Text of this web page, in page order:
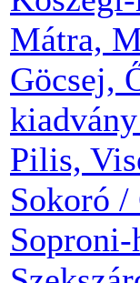
Mátra,
Göcsej,
Pilis,
Sokoró /